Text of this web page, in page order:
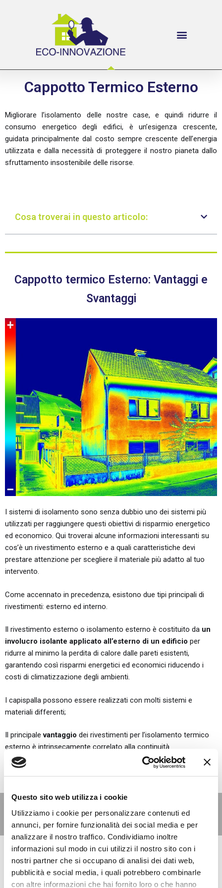
Questo sito web utilizza i cookie
Utilizziamo i cookie per personalizzare contenuti ed
annunci, per fornire funzionalità dei social media e per
analizzare il nostro traffico. Condividiamo inoltre
informazioni sul modo in cui utilizzi il nostro sito con i
nostri partner che si occupano di analisi dei dati web,
pubblicità e social media, i quali potrebbero combinarle
con altre informazioni che hai fornito loro o che hanno
Cappotto Termico Esterno
Migliorare l’isolamento delle nostre case, e quindi ridurre il
consumo energetico degli edifici, è un’esigenza crescente,
guidata principalmente dal costo sempre crescente dell’energia
utilizzata e dalla necessità di proteggere il nostro pianeta dallo
sfruttamento insostenibile delle risorse.
Cosa troverai in questo articolo:
Cappotto termico Esterno: Vantaggi e
Svantaggi
I sistemi di isolamento sono senza dubbio uno dei sistemi più
utilizzati per raggiungere questi obiettivi di risparmio energetico
ed economico. Qui troverai alcune informazioni interessanti su
cos’è un rivestimento esterno e a quali caratteristiche devi
prestare attenzione per scegliere il materiale più adatto al tuo
intervento.
Come accennato in precedenza, esistono due tipi principali di
rivestimenti: esterno ed interno.
Il rivestimento esterno o isolamento esterno è costituito da un
involucro isolante applicato all’esterno di un edificio per
ridurre al minimo la perdita di calore dalle pareti esistenti,
garantendo così risparmi energetici ed economici riducendo i
costi di climatizzazione degli ambienti.
I capispalla possono essere realizzati con molti sistemi e
materiali differenti;
Il principale vantaggio dei rivestimenti per l’isolamento termico
esterno è intrinsecamente correlato alla continuità
dell’isolamento su tutta la superficie esterna, risultando in un
isolamento termico più efficace.
Qual'è il miglior isolante Termico al mondo?
Tuttavia, i cappotti hanno anche deglisvantaggi, principalmente
dovuti a tre fattori:
Applicazioni complesse in grattacieli/grandi edifici, che possono